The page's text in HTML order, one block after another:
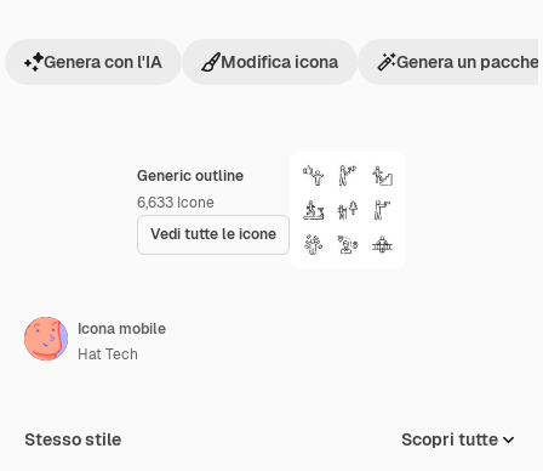
Generic outline
6,633 Icone
Vedi tutte le icone
Genera con l'IA Modifica icona Genera un
Icona mobile
Hat Tech
Stesso stile Scopri tutte